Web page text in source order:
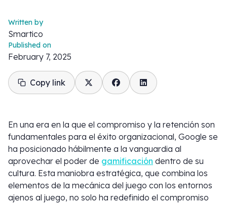
Written by
Smartico
Published on
February 7, 2025
Copy link
En una era en la que el compromiso y la retención son
fundamentales para el éxito organizacional, Google se
ha posicionado hábilmente a la vanguardia al
aprovechar el poder de gamificación dentro de su
cultura. Esta maniobra estratégica, que combina los
elementos de la mecánica del juego con los entornos
ajenos al juego, no solo ha redefinido el compromiso